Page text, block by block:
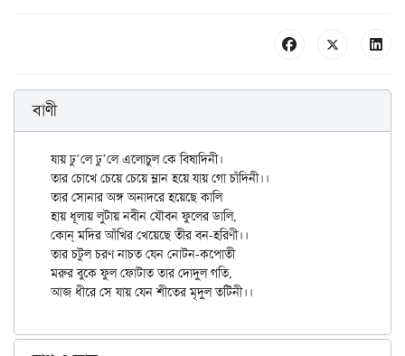
বাণী
যায় ঢু’লে ঢু’লে এলোচুল কে বিষাদিনী।
তার চোখে চেয়ে চেয়ে ম্লান হয়ে যায় গো চাঁদিনী।।
তার সোনার অঙ্গ অনাদরে হয়েছে কালি
হায় ধূলায় লুটায় নবীন যৌবন ফুলের ডালি,
কোন্ মদির আঁখির খেয়েছে তীর বন-হরিণী।।
তার চটুল চরণ নাচত যেন নোটন-কপোতী
মরুর বুকে ফুল ফোটাত তার দোদুল গতি,